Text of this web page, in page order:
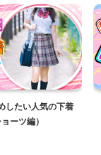
したい人気の下着
ーツ編）